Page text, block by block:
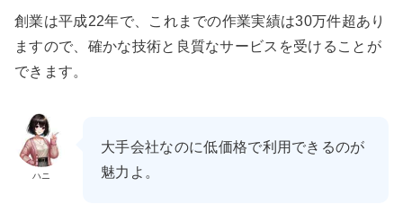
創業は平成22年で、これまでの作業実績は30万件超あり
ますので、確かな技術と良質なサービスを受けることが
できます。
ハニ
大手会社なのに低価格で利用できるのが
魅力よ。